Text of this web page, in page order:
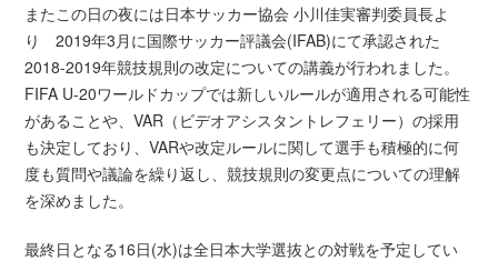
またこの日の夜には日本サッカー協会 小川佳実審判委員長よ
り 2019年3月に国際サッカー評議会(IFAB)にて承認された
2018-2019年競技規則の改定についての講義が行われました。
FIFA U-20ワールドカップでは新しいルールが適用される可能性
があることや、VAR（ビデオアシスタントレフェリー）の採用
も決定しており、VARや改定ルールに関して選手も積極的に何
度も質問や議論を繰り返し、競技規則の変更点についての理解
を深めました。
最終日となる16日(水)は全日本大学選抜との対戦を予定してい